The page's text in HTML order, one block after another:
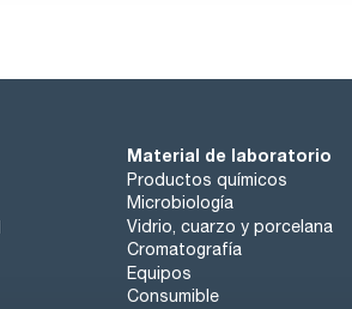
Material de laboratorio
Productos químicos
Microbiología
Vidrio, cuarzo y porcelana
Cromatografía
Equipos
Consumible